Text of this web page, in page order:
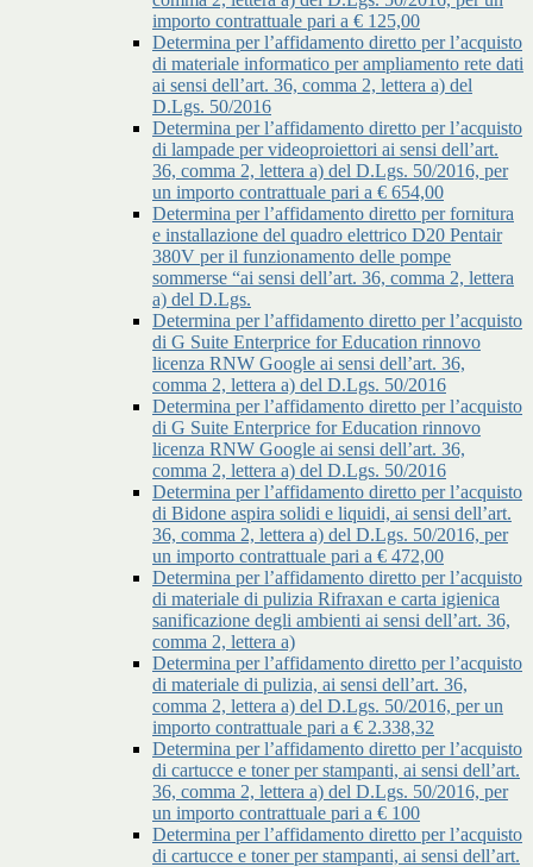
importo contrattuale pari a € 125,00
Determina per l’affidamento diretto per l’acquisto
di materiale informatico per ampliamento rete dati
ai sensi dell’art. 36, comma 2, lettera a) del
D.Lgs. 50/2016
Determina per l’affidamento diretto per l’acquisto
di lampade per videoproiettori ai sensi dell’art.
36, comma 2, lettera a) del D.Lgs. 50/2016, per
un importo contrattuale pari a € 654,00
Determina per l’affidamento diretto per fornitura
e installazione del quadro elettrico D20 Pentair
380V per il funzionamento delle pompe
sommerse “ai sensi dell’art. 36, comma 2, lettera
a) del D.Lgs.
Determina per l’affidamento diretto per l’acquisto
di G Suite Enterprice for Education rinnovo
licenza RNW Google ai sensi dell’art. 36,
comma 2, lettera a) del D.Lgs. 50/2016
Determina per l’affidamento diretto per l’acquisto
di G Suite Enterprice for Education rinnovo
licenza RNW Google ai sensi dell’art. 36,
comma 2, lettera a) del D.Lgs. 50/2016
Determina per l’affidamento diretto per l’acquisto
di Bidone aspira solidi e liquidi, ai sensi dell’art.
36, comma 2, lettera a) del D.Lgs. 50/2016, per
un importo contrattuale pari a € 472,00
Determina per l’affidamento diretto per l’acquisto
di materiale di pulizia Rifraxan e carta igienica
sanificazione degli ambienti ai sensi dell’art. 36,
comma 2, lettera a)
Determina per l’affidamento diretto per l’acquisto
di materiale di pulizia, ai sensi dell’art. 36,
comma 2, lettera a) del D.Lgs. 50/2016, per un
importo contrattuale pari a € 2.338,32
Determina per l’affidamento diretto per l’acquisto
di cartucce e toner per stampanti, ai sensi dell’art.
36, comma 2, lettera a) del D.Lgs. 50/2016, per
un importo contrattuale pari a € 100
Determina per l’affidamento diretto per l’acquisto
di cartucce e toner per stampanti, ai sensi dell’art.